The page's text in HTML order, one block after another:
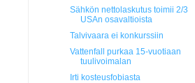
Sähkön nettolaskutus toimii 2/3
USAn osavaltioista
Talvivaara ei konkurssiin
Vattenfall purkaa 15-vuotiaan
tuulivoimalan
Irti kosteusfobiasta